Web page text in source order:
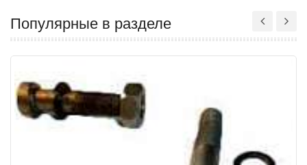
Популярные в разделе